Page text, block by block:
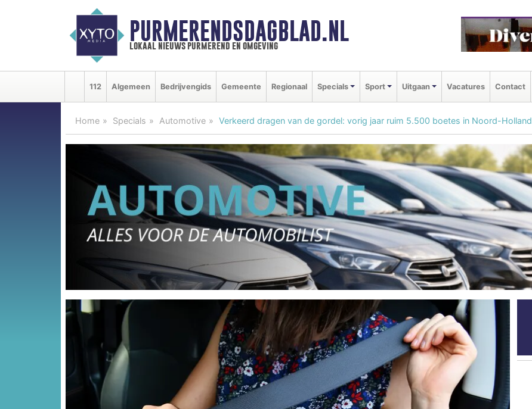
PURMERENDSDAGBLAD.NL
lokaal nieuws purmerend en omgeving
112 Algemeen Bedrijvengids Gemeente Regionaal Specials Sport Uitgaan Vacatures Contact
Home Specials Automotive Verkeerd dragen van de gordel: vorig jaar ruim 5.500 boetes in Noord-Holland